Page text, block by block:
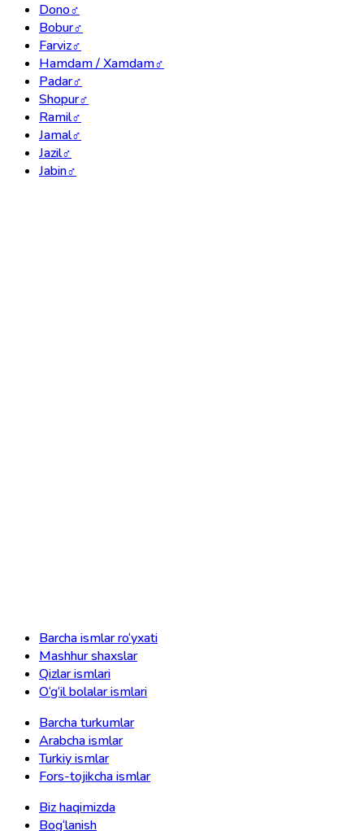
Dono♂
Bobur♂
Farviz♂
Hamdam / Xamdam♂
Padar♂
Shopur♂
Ramil♂
Jamal♂
Jazil♂
Jabin♂
Barcha ismlar ro‘yxati
Mashhur shaxslar
Qizlar ismlari
O‘g‘il bolalar ismlari
Barcha turkumlar
Arabcha ismlar
Turkiy ismlar
Fors-tojikcha ismlar
Biz haqimizda
Bog‘lanish